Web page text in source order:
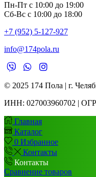
Пн-Пт с 10:00 до 19:00
Сб-Вс с 10:00 до 18:00
+7 (952) 5-127-927
info@174pola.ru
© 2025 174 Пола | г.
ИНН: 027003960702 |
Главная
Каталог
0 Избранное
Контакты
Контакты
Сравнение товаров